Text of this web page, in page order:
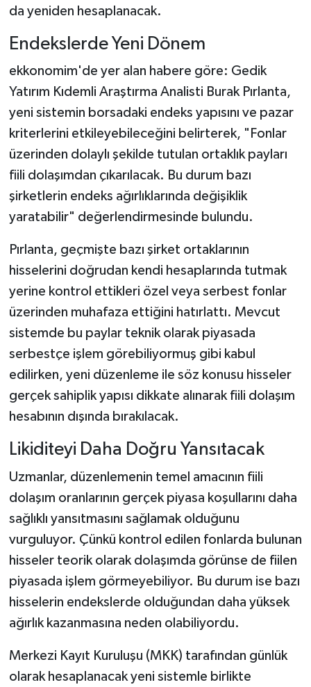
da yeniden hesaplanacak.
Endekslerde Yeni Dönem
ekkonomim'de yer alan habere göre: Gedik
Yatırım Kıdemli Araştırma Analisti Burak Pırlanta,
yeni sistemin borsadaki endeks yapısını ve pazar
kriterlerini etkileyebileceğini belirterek, "Fonlar
üzerinden dolaylı şekilde tutulan ortaklık payları
fiili dolaşımdan çıkarılacak. Bu durum bazı
şirketlerin endeks ağırlıklarında değişiklik
yaratabilir" değerlendirmesinde bulundu.
Pırlanta, geçmişte bazı şirket ortaklarının
hisselerini doğrudan kendi hesaplarında tutmak
yerine kontrol ettikleri özel veya serbest fonlar
üzerinden muhafaza ettiğini hatırlattı. Mevcut
sistemde bu paylar teknik olarak piyasada
serbestçe işlem görebiliyormuş gibi kabul
edilirken, yeni düzenleme ile söz konusu hisseler
gerçek sahiplik yapısı dikkate alınarak fiili dolaşım
hesabının dışında bırakılacak.
Likiditeyi Daha Doğru Yansıtacak
Uzmanlar, düzenlemenin temel amacının fiili
dolaşım oranlarının gerçek piyasa koşullarını daha
sağlıklı yansıtmasını sağlamak olduğunu
vurguluyor. Çünkü kontrol edilen fonlarda bulunan
hisseler teorik olarak dolaşımda görünse de fiilen
piyasada işlem görmeyebiliyor. Bu durum ise bazı
hisselerin endekslerde olduğundan daha yüksek
ağırlık kazanmasına neden olabiliyordu.
Merkezi Kayıt Kuruluşu (MKK) tarafından günlük
olarak hesaplanacak yeni sistemle birlikte